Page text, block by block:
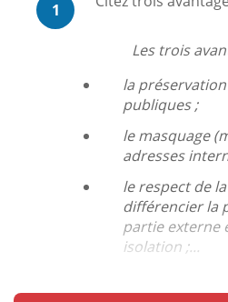
1
Les trois
la
publiques ;
le masquage
adresses
le respect de
différencier la
partie externe
isolation ;...